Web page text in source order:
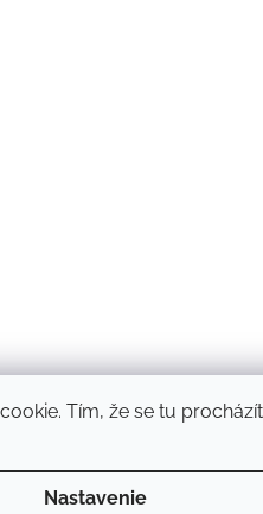
Tím, že se tu
Nastavenie